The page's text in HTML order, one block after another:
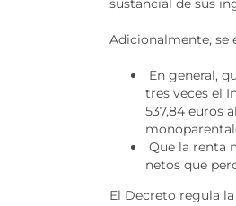
sustancial de sus
Adicionalmente, se
En general,
tres veces el
537,84 euros
Que la renta
netos que
El Decreto regula